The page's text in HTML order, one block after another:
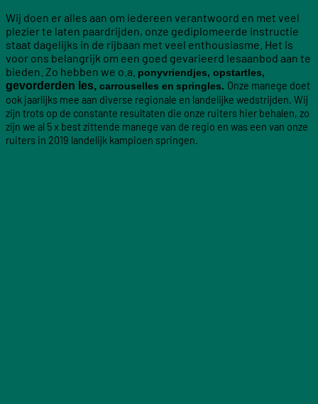
Wij doen er alles aan om iedereen verantwoord en met veel
plezier te laten paardrijden, onze gediplomeerde instructie
staat dagelijks in de rijbaan met veel enthousiasme. Het is
voor ons belangrijk om een goed gevarieerd lesaanbod aan te
bieden. Zo hebben we o.a. ponyvriendjes, opstartles,
gevorderden les, carrouselles en springles. Onze manege doet
ook jaarlijks mee aan diverse regionale en landelijke wedstrijden. Wij
zijn trots op de constante resultaten die onze ruiters hier behalen, zo
zijn we al 5 x best zittende manege van de regio en was een van onze
ruiters in 2019 landelijk kampioen springen.